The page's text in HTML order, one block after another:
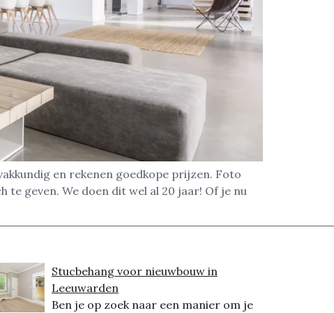
en rekenen goedkope prijzen. Foto
geven. We doen dit wel al 20 jaar! Of je nu
Stucbehang voor nieuwbouw in
Leeuwarden
Ben je op zoek naar een manier om je